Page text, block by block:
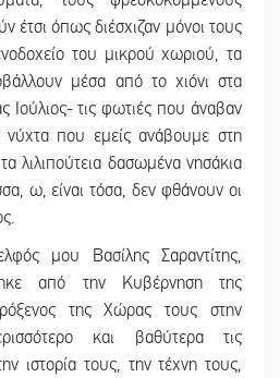
έτσι όπως διέσχιζαν μόνοι τους
του μικρού χωριού, τα
μέσα από το χιόνι στα
Ιούλιος- τις φωτιές που άναβαν
νύχτα που εμείς ανάβουμε στη
λιλιπούτεια δασωμένα νησάκια
ω, είναι τόσα, δεν φθάνουν οι
μου Βασίλης Σαραντίτης,
από την Κυβέρνηση της
της Χώρας τους στην
και βαθύτερα τις
ιστορία τους, την τέχνη τους,